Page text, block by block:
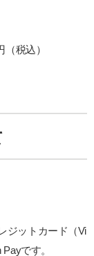
税込）
ジットカード（Vi
です。